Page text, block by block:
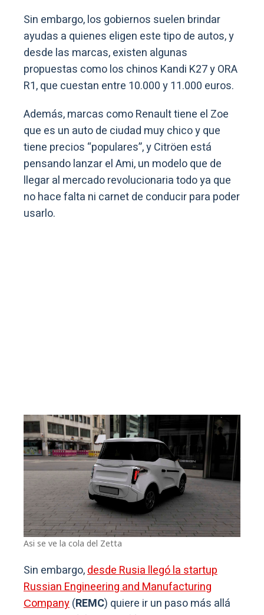
Sin embargo, los gobiernos suelen brindar
ayudas a quienes eligen este tipo de autos, y
desde las marcas, existen algunas
propuestas como los chinos Kandi K27 y ORA
R1, que cuestan entre 10.000 y 11.000 euros.
Además, marcas como Renault tiene el Zoe
que es un auto de ciudad muy chico y que
tiene precios “populares”, y Citröen está
pensando lanzar el Ami, un modelo que de
llegar al mercado revolucionaria todo ya que
no hace falta ni carnet de conducir para poder
usarlo.
Asi se ve la cola del Zetta
Sin embargo,desde Rusia llegó la startup
Russian Engineering and Manufacturing
Сompany(REMC) quiere ir un paso más allá